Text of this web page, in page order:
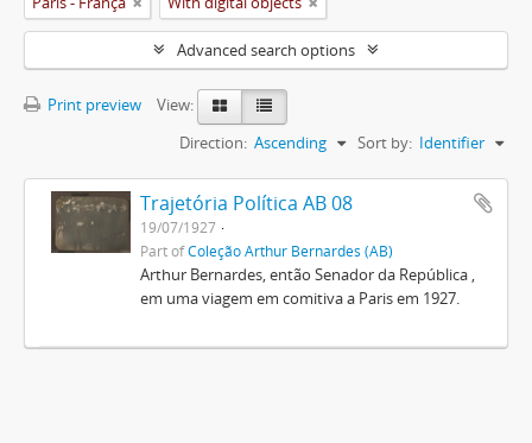
Advanced search options
Print preview
View:
Sort by: Identifier
Direction: Ascending
Trajetória Política AB 08
19/07/1927
Part ofColeção Arthur Bernardes (AB)
Arthur Bernardes, então Senador da República ,
em uma viagem em comitiva a Paris em 1927.